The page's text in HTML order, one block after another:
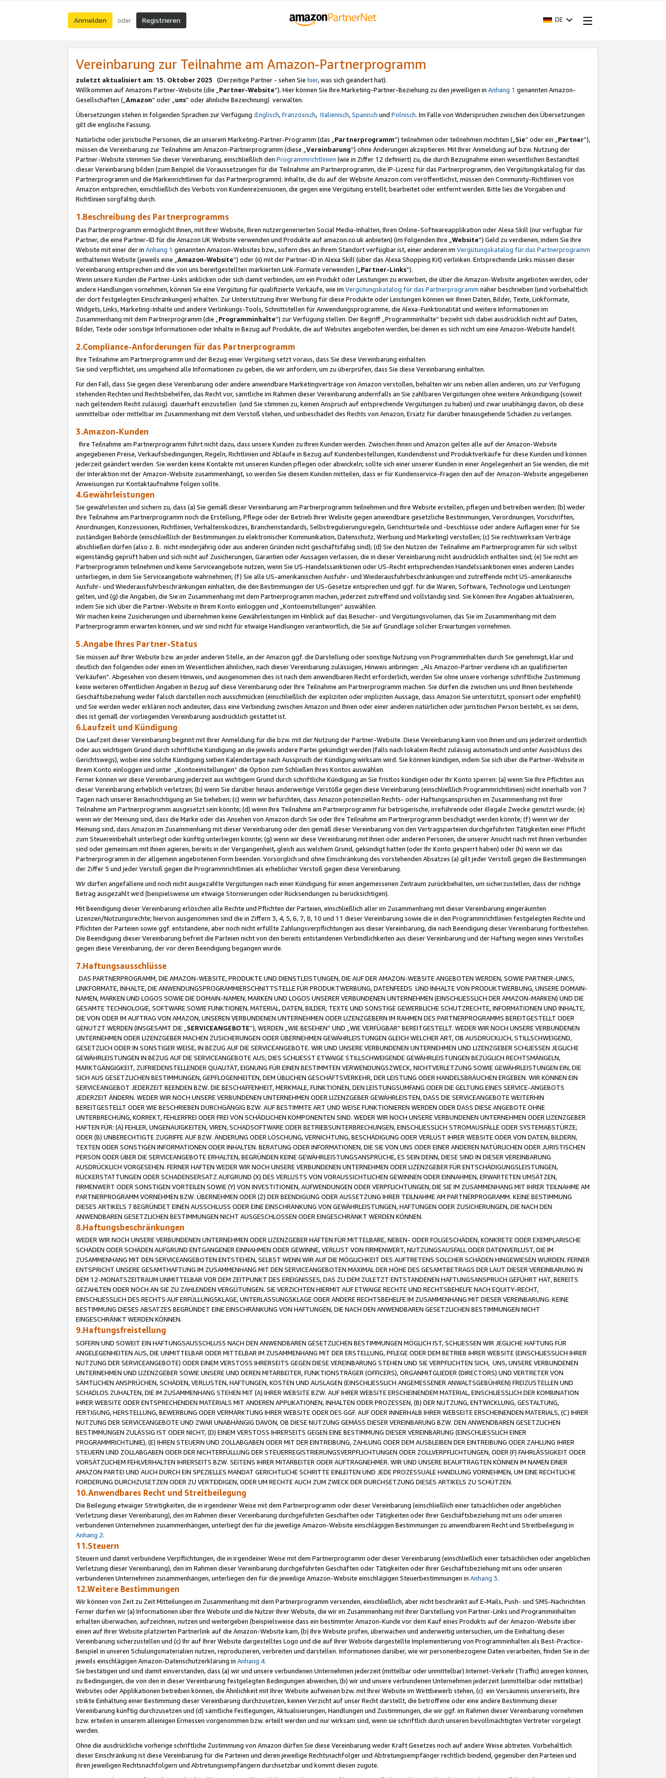
Anmelden oder Registrieren DE
Vereinbarung zur Teilnahme am Amazon-Partnerprogramm
zuletzt aktualisiert am: 15. Oktober 2025 (Derzeitige Partner - sehen Sie hier, was sich geändert hat).
Willkommen auf Amazons Partner-Website (die „Partner-Website“). Hier können Sie Ihre Marketing-Partner-Beziehung zu den jeweiligen in Anhang 1 genannten Amazon-
Gesellschaften („Amazon“ oder „uns“ oder ähnliche Bezeichnung) verwalten.
Übersetzungen stehen in folgenden Sprachen zur Verfügung :Englisch,Französisch, Italienisch,Spanisch und Polnisch. Im Falle von Widersprüchen zwischen den Übersetzungen
gilt die englische Fassung.
Natürliche oder juristische Personen, die an unserem Marketing-Partner-Programm (das „Partnerprogramm“) teilnehmen oder teilnehmen möchten („Sie“ oder ein „Partner“),
müssen die Vereinbarung zur Teilnahme am Amazon-Partnerprogramm (diese „Vereinbarung“) ohne Änderungen akzeptieren. Mit Ihrer Anmeldung auf bzw. Nutzung der
Partner-Website stimmen Sie dieser Vereinbarung, einschließlich den Programmrichtlinien (wie in Ziffer 12 definiert) zu, die durch Bezugnahme einen wesentlichen Bestandteil
dieser Vereinbarung bilden (zum Beispiel die Voraussetzungen für die Teilnahme am Partnerprogramm, die IP-Lizenz für das Partnerprogramm, den Vergütungskatalog für das
Partnerprogramm und die Markenrichtlinien für das Partnerprogramm). Inhalte, die du auf der Website Amazon.com veröffentlichst, müssen den Community-Richtlinien von
Amazon entsprechen, einschließlich des Verbots von Kundenrezensionen, die gegen eine Vergütung erstellt, bearbeitet oder entfernt werden. Bitte lies die Vorgaben und
Richtlinien sorgfältig durch.
1.Beschreibung des Partnerprogramms
Das Partnerprogramm ermöglicht Ihnen, mit Ihrer Website, Ihren nutzergenerierten Social Media-Inhalten, Ihren Online-Softwareapplikation oder Alexa Skill (nur verfügbar für
Partner, die eine Partner-ID für die Amazon UK Website verwenden und Produkte auf amazon.co.uk anbieten) (im Folgenden Ihre „ Website“) Geld zu verdienen, indem Sie Ihre
Website mit einer der in Anhang 1 genannten Amazon-Websites bzw., sofern dies an Ihrem Standort verfügbar ist, einer anderen im Vergütungskatalog für das Partnerprogramm
enthaltenen Website (jeweils eine „ Amazon-Website“) oder (ii) mit der Partner-ID in Alexa Skill (über das Alexa Shopping Kit) verlinken. Entsprechende Links müssen dieser
Vereinbarung entsprechen und die von uns bereitgestellten markierten Link-Formate verwenden („ Partner-Links“).
Wenn unsere Kunden die Partner-Links anklicken oder sich damit verbinden, um ein Produkt oder Leistungen zu erwerben, die über die Amazon-Website angeboten werden, oder
andere Handlungen vornehmen, können Sie eine Vergütung für qualifizierte Verkäufe, wie im Vergütungskatalog für das Partnerprogramm näher beschrieben (und vorbehaltlich
der dort festgelegten Einschränkungen) erhalten. Zur Unterstützung Ihrer Werbung für diese Produkte oder Leistungen können wir Ihnen Daten, Bilder, Texte, Linkformate,
Widgets, Links, Marketing-Inhalte und andere Verlinkungs-Tools, Schnittstellen für Anwendungsprogramme, die Alexa-Funktionalität und weitere Informationen im
Zusammenhang mit dem Partnerprogramm (die „ Programminhalte“) zur Verfügung stellen. Der Begriff „Programminhalte“ bezieht sich dabei ausdrücklich nicht auf Daten,
Bilder, Texte oder sonstige Informationen oder Inhalte in Bezug auf Produkte, die auf Websites angeboten werden, bei denen es sich nicht um eine Amazon-Website handelt.
2.Compliance-Anforderungen für das Partnerprogramm
Ihre Teilnahme am Partnerprogramm und der Bezug einer Vergütung setzt voraus, dass Sie diese Vereinbarung einhalten.
Sie sind verpflichtet, uns umgehend alle Informationen zu geben, die wir anfordern, um zu überprüfen, dass Sie diese Vereinbarung einhalten.
Für den Fall, dass Sie gegen diese Vereinbarung oder andere anwendbare Marketingverträge von Amazon verstoßen, behalten wir uns neben allen anderen, uns zur Verfügung
stehenden Rechten und Rechtsbehelfen, das Recht vor, sämtliche im Rahmen dieser Vereinbarung andernfalls an Sie zahlbaren Vergütungen ohne weitere Ankündigung (soweit
nach geltendem Recht zulässig) dauerhaft einzustellen (und Sie stimmen zu, keinen Anspruch auf entsprechende Vergütungen zu haben) und zwar unabhängig davon, ob diese
unmittelbar oder mittelbar im Zusammenhang mit dem Verstoß stehen, und unbeschadet des Rechts von Amazon, Ersatz für darüber hinausgehende Schäden zu verlangen.
3.Amazon-Kunden
Ihre Teilnahme am Partnerprogramm führt nicht dazu, dass unsere Kunden zu Ihren Kunden werden. Zwischen Ihnen und Amazon gelten alle auf der Amazon-Website
angegebenen Preise, Verkaufsbedingungen, Regeln, Richtlinien und Abläufe in Bezug auf Kundenbestellungen, Kundendienst und Produktverkäufe für diese Kunden und können
jederzeit geändert werden. Sie werden keine Kontakte mit unseren Kunden pflegen oder abwickeln; sollte sich einer unserer Kunden in einer Angelegenheit an Sie wenden, die mit
der Interaktion mit der Amazon-Website zusammenhängt, so werden Sie diesem Kunden mitteilen, dass er für Kundenservice-Fragen den auf der Amazon-Website angegebenen
Anweisungen zur Kontaktaufnahme folgen sollte.
4.Gewährleistungen
Sie gewährleisten und sichern zu, dass (a) Sie gemäß dieser Vereinbarung am Partnerprogramm teilnehmen und Ihre Website erstellen, pflegen und betreiben werden; (b) weder
Ihre Teilnahme am Partnerprogramm noch die Erstellung, Pflege oder der Betrieb Ihrer Website gegen anwendbare gesetzliche Bestimmungen, Verordnungen, Vorschriften,
Anordnungen, Konzessionen, Richtlinien, Verhaltenskodizes, Branchenstandards, Selbstregulierungsregeln, Gerichtsurteile und -beschlüsse oder andere Auflagen einer für Sie
zuständigen Behörde (einschließlich der Bestimmungen zu elektronischer Kommunikation, Datenschutz, Werbung und Marketing) verstoßen; (c) Sie rechtswirksam Verträge
abschließen dürfen (also z. B. nicht minderjährig oder aus anderen Gründen nicht geschäftsfähig sind); (d) Sie den Nutzen der Teilnahme am Partnerprogramm für sich selbst
eigenständig geprüft haben und sich nicht auf Zusicherungen, Garantien oder Aussagen verlassen, die in dieser Vereinbarung nicht ausdrücklich enthalten sind; (e) Sie nicht am
Partnerprogramm teilnehmen und keine Serviceangebote nutzen, wenn Sie US-Handelssanktionen oder US-Recht entsprechenden Handelssanktionen eines anderen Landes
unterliegen, in dem Sie Serviceangebote wahrnehmen; (f) Sie alle US-amerikanischen Ausfuhr- und Wiederausfuhrbeschränkungen und zutreffende nicht US-amerikanische
Ausfuhr- und Wiederausfuhrbeschränkungen einhalten, die den Bestimmungen der US-Gesetze entsprechen und ggf. für die Waren, Software, Technologie und Leistungen
gelten, und (g) die Angaben, die Sie im Zusammenhang mit dem Partnerprogramm machen, jederzeit zutreffend und vollständig sind. Sie können Ihre Angaben aktualisieren,
indem Sie sich über die Partner-Website in Ihrem Konto einloggen und „Kontoeinstellungen“ auswählen.
Wir machen keine Zusicherungen und übernehmen keine Gewährleistungen im Hinblick auf das Besucher- und Vergütungsvolumen, das Sie im Zusammenhang mit dem
Partnerprogramm erwarten können, und wir sind nicht für etwaige Handlungen verantwortlich, die Sie auf Grundlage solcher Erwartungen vornehmen.
5.Angabe Ihres Partner-Status
Sie müssen auf Ihrer Website bzw. an jeder anderen Stelle, an der Amazon ggf. die Darstellung oder sonstige Nutzung von Programminhalten durch Sie genehmigt, klar und
deutlich den folgenden oder einen im Wesentlichen ähnlichen, nach dieser Vereinbarung zulässigen, Hinweis anbringen: „Als Amazon-Partner verdiene ich an qualifizierten
Verkäufen“. Abgesehen von diesem Hinweis, und ausgenommen dies ist nach dem anwendbaren Recht erforderlich, werden Sie ohne unsere vorherige schriftliche Zustimmung
keine weiteren öffentlichen Angaben in Bezug auf diese Vereinbarung oder Ihre Teilnahme am Partnerprogramm machen. Sie dürfen die zwischen uns und Ihnen bestehende
Geschäftsbeziehung weder falsch darstellen noch ausschmücken (einschließlich der expliziten oder impliziten Aussage, dass Amazon Sie unterstützt, sponsert oder empfiehlt)
und Sie werden weder erklären noch andeuten, dass eine Verbindung zwischen Amazon und Ihnen oder einer anderen natürlichen oder juristischen Person besteht, es sei denn,
dies ist gemäß der vorliegenden Vereinbarung ausdrücklich gestattet ist.
6.Laufzeit und Kündigung
Die Laufzeit dieser Vereinbarung beginnt mit Ihrer Anmeldung für die bzw. mit der Nutzung der Partner-Website. Diese Vereinbarung kann von Ihnen und uns jederzeit ordentlich
oder aus wichtigem Grund durch schriftliche Kündigung an die jeweils andere Partei gekündigt werden (falls nach lokalem Recht zulässig automatisch und unter Ausschluss des
Gerichtswegs), wobei eine solche Kündigung sieben Kalendertage nach Ausspruch der Kündigung wirksam wird. Sie können kündigen, indem Sie sich über die Partner-Website in
Ihrem Konto einloggen und unter „Kontoeinstellungen“ die Option zum Schließen Ihres Kontos auswählen.
Ferner können wir diese Vereinbarung jederzeit aus wichtigem Grund durch schriftliche Kündigung an Sie fristlos kündigen oder Ihr Konto sperren: (a) wenn Sie Ihre Pflichten aus
dieser Vereinbarung erheblich verletzen; (b) wenn Sie darüber hinaus anderweitige Verstöße gegen diese Vereinbarung (einschließlich Programmrichtlinien) nicht innerhalb von 7
Tagen nach unserer Benachrichtigung an Sie beheben; (c) wenn wir befürchten, dass Amazon potenziellen Rechts- oder Haftungsansprüchen im Zusammenhang mit Ihrer
Teilnahme am Partnerprogramm ausgesetzt sein könnte; (d) wenn Ihre Teilnahme am Partnerprogramm für betrügerische, irreführende oder illegale Zwecke genutzt wurde; (e)
wenn wir der Meinung sind, dass die Marke oder das Ansehen von Amazon durch Sie oder Ihre Teilnahme am Partnerprogramm beschädigt werden könnte; (f) wenn wir der
Meinung sind, dass Amazon im Zusammenhang mit dieser Vereinbarung oder den gemäß dieser Vereinbarung von den Vertragsparteien durchgeführten Tätigkeiten einer Pflicht
zum Steuereinbehalt unterliegt oder künftig unterliegen könnte; (g) wenn wir diese Vereinbarung mit Ihnen oder anderen Personen, die unserer Ansicht nach mit Ihnen verbunden
sind oder gemeinsam mit Ihnen agieren, bereits in der Vergangenheit, gleich aus welchem Grund, gekündigt hatten (oder Ihr Konto gesperrt haben) oder (h) wenn wir das
Partnerprogramm in der allgemein angebotenen Form beenden. Vorsorglich und ohne Einschränkung des vorstehenden Absatzes (a) gilt jeder Verstoß gegen die Bestimmungen
der Ziffer 5 und jeder Verstoß gegen die Programmrichtlinien als erheblicher Verstoß gegen diese Vereinbarung.
Wir dürfen angefallene und noch nicht ausgezahlte Vergütungen nach einer Kündigung für einen angemessenen Zeitraum zurückbehalten, um sicherzustellen, dass der richtige
Betrag ausgezahlt wird (beispielsweise um etwaige Stornierungen oder Rücksendungen zu berücksichtigen).
Mit Beendigung dieser Vereinbarung erlöschen alle Rechte und Pflichten der Parteien, einschließlich aller im Zusammenhang mit dieser Vereinbarung eingeräumten
Lizenzen/Nutzungsrechte; hiervon ausgenommen sind die in Ziffern 3, 4, 5, 6, 7, 8, 10 und 11 dieser Vereinbarung sowie die in den Programmrichtlinien festgelegten Rechte und
Pflichten der Parteien sowie ggf. entstandene, aber noch nicht erfüllte Zahlungsverpflichtungen aus dieser Vereinbarung, die nach Beendigung dieser Vereinbarung fortbestehen.
Die Beendigung dieser Vereinbarung befreit die Parteien nicht von den bereits entstandenen Verbindlichkeiten aus dieser Vereinbarung und der Haftung wegen eines Verstoßes
gegen diese Vereinbarung, der vor deren Beendigung begangen wurde.
7.Haftungsausschlüsse
DAS PARTNERPROGRAMM, DIE AMAZON-WEBSITE, PRODUKTE UND DIENSTLEISTUNGEN, DIE AUF DER AMAZON-WEBSITE ANGEBOTEN WERDEN, SOWIE PARTNER-LINKS,
LINKFORMATE, INHALTE, DIE ANWENDUNGSPROGRAMMIERSCHNITTSTELLE FÜR PRODUKTWERBUNG, DATENFEEDS UND INHALTE VON PRODUKTWERBUNG, UNSERE DOMAIN-
NAMEN, MARKEN UND LOGOS SOWIE DIE DOMAIN-NAMEN, MARKEN UND LOGOS UNSERER VERBUNDENEN UNTERNEHMEN (EINSCHLIESSLICH DER AMAZON-MARKEN) UND DIE
GESAMTE TECHNOLOGIE, SOFTWARE SOWIE FUNKTIONEN, MATERIAL, DATEN, BILDER, TEXTE UND SONSTIGE GEWERBLICHE SCHUTZRECHTE, INFORMATIONEN UND INHALTE,
DIE VON ODER IM AUFTRAG VON AMAZON, UNSEREN VERBUNDENEN UNTERNEHMEN ODER LIZENZGEBERN IM RAHMEN DES PARTNERPROGRAMMS BEREITGESTELLT ODER
GENUTZT WERDEN (INSGESAMT DIE „ SERVICEANGEBOTE“), WERDEN „WIE BESEHEN“ UND „WIE VERFÜGBAR“ BEREITGESTELLT. WEDER WIR NOCH UNSERE VERBUNDENEN
UNTERNEHMEN ODER LIZENZGEBER MACHEN ZUSICHERUNGEN ODER ÜBERNEHMEN GEWÄHRLEISTUNGEN GLEICH WELCHER ART, OB AUSDRÜCKLICH, STILLSCHWEIGEND,
GESETZLICH ODER IN SONSTIGER WEISE, IN BEZUG AUF DIE SERVICEANGEBOTE. WIR UND UNSERE VERBUNDENEN UNTERNEHMEN UND LIZENZGEBER SCHLIESSEN JEGLICHE
GEWÄHRLEISTUNGEN IN BEZUG AUF DIE SERVICEANGEBOTE AUS; DIES SCHLIESST ETWAIGE STILLSCHWEIGENDE GEWÄHRLEISTUNGEN BEZÜGLICH RECHTSMÄNGELN,
MARKTGÄNGIGKEIT, ZUFRIEDENSTELLENDER QUALITÄT, EIGNUNG FÜR EINEN BESTIMMTEN VERWENDUNGSZWECK, NICHTVERLETZUNG SOWIE GEWÄHRLEISTUNGEN EIN, DIE
SICH AUS GESETZLICHEN BESTIMMUNGEN, GEPFLOGENHEITEN, DEM ÜBLICHEN GESCHÄFTSVERKEHR, DER LEISTUNG ODER HANDELSBRÄUCHEN ERGEBEN. WIR KÖNNEN EIN
SERVICEANGEBOT JEDERZEIT BEENDEN BZW. DIE BESCHAFFENHEIT, MERKMALE, FUNKTIONEN, DEN LEISTUNGSUMFANG ODER DIE GELTUNG EINES SERVICE-ANGEBOTS
JEDERZEIT ÄNDERN. WEDER WIR NOCH UNSERE VERBUNDENEN UNTERNEHMEN ODER LIZENZGEBER GEWÄHRLEISTEN, DASS DIE SERVICEANGEBOTE WEITERHIN
BEREITGESTELLT ODER WIE BESCHRIEBEN DURCHGÄNGIG BZW. AUF BESTIMMTE ART UND WEISE FUNKTIONIEREN WERDEN ODER DASS DIESE ANGEBOTE OHNE
UNTERBRECHUNG, KORREKT, FEHLERFREI ODER FREI VON SCHÄDLICHEN KOMPONENTEN SIND. WEDER WIR NOCH UNSERE VERBUNDENEN UNTERNEHMEN ODER LIZENZGEBER
HAFTEN FÜR: (A) FEHLER, UNGENAUIGKEITEN, VIREN, SCHADSOFTWARE ODER BETRIEBSUNTERBRECHUNGEN, EINSCHLIESSLICH STROMAUSFÄLLE ODER SYSTEMABSTÜRZE;
ODER (B) UNBERECHTIGTE ZUGRIFFE AUF BZW. ÄNDERUNG ODER LÖSCHUNG, VERNICHTUNG, BESCHÄDIGUNG ODER VERLUST IHRER WEBSITE ODER VON DATEN, BILDERN,
TEXTEN ODER SONSTIGEN INFORMATIONEN ODER INHALTEN. BERATUNG ODER INFORMATIONEN, DIE SIE VON UNS ODER EINER ANDEREN NATÜRLICHEN ODER JURISTISCHEN
PERSON ODER ÜBER DIE SERVICEANGEBOTE ERHALTEN, BEGRÜNDEN KEINE GEWÄHRLEISTUNGSANSPRÜCHE, ES SEIN DENN, DIESE SIND IN DIESER VEREINBARUNG
AUSDRÜCKLICH VORGESEHEN. FERNER HAFTEN WEDER WIR NOCH UNSERE VERBUNDENEN UNTERNEHMEN ODER LIZENZGEBER FÜR ENTSCHÄDIGUNGSLEISTUNGEN,
RÜCKERSTATTUNGEN ODER SCHADENSERSATZ AUFGRUND (X) DES VERLUSTS VON VORAUSSICHTLICHEN GEWINNEN ODER EINNAHMEN, ERWARTETEN UMSÄTZEN,
FIRMENWERT ODER SONSTIGEN VORTEILEN SOWIE (Y) VON INVESTITIONEN, AUFWENDUNGEN ODER VERPFLICHTUNGEN, DIE SIE IM ZUSAMMENHANG MIT IHRER TEILNAHME AM
PARTNERPROGRAMM VORNEHMEN BZW. ÜBERNEHMEN ODER (Z) DER BEENDIGUNG ODER AUSSETZUNG IHRER TEILNAHME AM PARTNERPROGRAMM. KEINE BESTIMMUNG
DIESES ARTIKELS 7 BEGRÜNDET EINEN AUSSCHLUSS ODER EINE EINSCHRÄNKUNG VON GEWÄHRLEISTUNGEN, HAFTUNGEN ODER ZUSICHERUNGEN, DIE NACH DEN
ANWENDBAREN GESETZLICHEN BESTIMMUNGEN NICHT AUSGESCHLOSSEN ODER EINGESCHRÄNKT WERDEN KÖNNEN.
8.Haftungsbeschränkungen
WEDER WIR NOCH UNSERE VERBUNDENEN UNTERNEHMEN ODER LIZENZGEBER HAFTEN FÜR MITTELBARE, NEBEN- ODER FOLGESCHÄDEN, KONKRETE ODER EXEMPLARISCHE
SCHÄDEN ODER SCHÄDEN AUFGRUND ENTGANGENER EINNAHMEN ODER GEWINNE, VERLUST VON FIRMENWERT, NUTZUNGSAUSFALL ODER DATENVERLUST, DIE IM
ZUSAMMENHANG MIT DEN SERVICEANGEBOTEN ENTSTEHEN, SELBST WENN WIR AUF DIE MÖGLICHKEIT DES AUFTRETENS SOLCHER SCHÄDEN HINGEWIESEN WURDEN. FERNER
ENTSPRICHT UNSERE GESAMTHAFTUNG IM ZUSAMMENHANG MIT DEN SERVICEANGEBOTEN MAXIMAL DER HÖHE DES GESAMTBETRAGS DER LAUT DIESER VEREINBARUNG IN
DEM 12-MONATSZEITRAUM UNMITTELBAR VOR DEM ZEITPUNKT DES EREIGNISSES, DAS ZU DEM ZULETZT ENTSTANDENEN HAFTUNGSANSPRUCH GEFÜHRT HAT, BEREITS
GEZAHLTEN ODER NOCH AN SIE ZU ZAHLENDEN VERGÜTUNGEN. SIE VERZICHTEN HIERMIT AUF ETWAIGE RECHTE UND RECHTSBEHELFE NACH EQUITY-RECHT,
EINSCHLIESSLICH DES RECHTS AUF ERFÜLLUNGSKLAGE, UNTERLASSUNGSKLAGE ODER ANDERE RECHTSBEHELFE IM ZUSAMMENHANG MIT DIESER VEREINBARUNG. KEINE
BESTIMMUNG DIESES ABSATZES BEGRÜNDET EINE EINSCHRÄNKUNG VON HAFTUNGEN, DIE NACH DEN ANWENDBAREN GESETZLICHEN BESTIMMUNGEN NICHT
EINGESCHRÄNKT WERDEN KÖNNEN.
9.Haftungsfreistellung
SOFERN UND SOWEIT EIN HAFTUNGSAUSSCHLUSS NACH DEN ANWENDBAREN GESETZLICHEN BESTIMMUNGEN MÖGLICH IST, SCHLIESSEN WIR JEGLICHE HAFTUNG FÜR
ANGELEGENHEITEN AUS, DIE UNMITTELBAR ODER MITTELBAR IM ZUSAMMENHANG MIT DER ERSTELLUNG, PFLEGE ODER DEM BETRIEB IHRER WEBSITE (EINSCHLIESSLICH IHRER
NUTZUNG DER SERVICEANGEBOTE) ODER EINEM VERSTOSS IHRERSEITS GEGEN DIESE VEREINBARUNG STEHEN UND SIE VERPFLICHTEN SICH, UNS, UNSERE VERBUNDENEN
UNTERNEHMEN UND LIZENZGEBER SOWIE UNSERE UND DEREN MITARBEITER, FUNKTIONSTRÄGER (OFFICERS), ORGANMITGLIEDER (DIRECTORS) UND VERTRETER VON
SÄMTLICHEN ANSPRÜCHEN, SCHÄDEN, VERLUSTEN, HAFTUNGEN, KOSTEN UND AUSLAGEN (EINSCHLIESSLICH ANGEMESSENER ANWALTSGEBÜHREN) FREIZUSTELLEN UND
SCHADLOS ZUHALTEN, DIE IM ZUSAMMENHANG STEHEN MIT (A) IHRER WEBSITE BZW. AUF IHRER WEBSITE ERSCHEINENDEM MATERIAL, EINSCHLIESSLICH DER KOMBINATION
IHRER WEBSITE ODER ENTSPRECHENDEN MATERIALS MIT ANDEREN APPLIKATIONEN, INHALTEN ODER PROZESSEN, (B) DER NUTZUNG, ENTWICKLUNG, GESTALTUNG,
FERTIGUNG, HERSTELLUNG, BEWERBUNG ODER VERMARKTUNG IHRER WEBSITE ODER DES GGF. AUF ODER INNERHALB IHRER WEBSEITE ERSCHEINENDEN MATERIALS, (C) IHRER
NUTZUNG DER SERVICEANGEBOTE UND ZWAR UNABHÄNGIG DAVON, OB DIESE NUTZUNG GEMÄSS DIESER VEREINBARUNG BZW. DEN ANWENDBAREN GESETZLICHEN
BESTIMMUNGEN ZULÄSSIG IST ODER NICHT, (D) EINEM VERSTOSS IHRERSEITS GEGEN EINE BESTIMMUNG DIESER VEREINBARUNG (EINSCHLIESSLICH EINER
PROGRAMMRICHTLINIE), (E) IHREN STEUERN UND ZOLLABGABEN ODER MIT DER EINTREIBUNG, ZAHLUNG ODER DEM AUSBLEIBEN DER EINTREIBUNG ODER ZAHLUNG IHRER
STEUERN UND ZOLLABGABEN ODER DER NICHTERFÜLLUNG DER STEUERREGISTRIERUNGSVERPFLICHTUNGEN ODER ZOLLVERPFLICHTUNGEN, ODER (F) FAHRLÄSSIGKEIT ODER
VORSÄTZLICHEM FEHLVERHALTEN IHRERSEITS BZW. SEITENS IHRER MITARBEITER ODER AUFTRAGNEHMER. WIR UND UNSERE BEAUFTRAGTEN KÖNNEN IM NAMEN EINER
AMAZON PARTEI UND AUCH DURCH EIN SPEZIELLES MANDAT GERICHTLICHE SCHRITTE EINLEITEN UND JEDE PROZESSUALE HANDLUNG VORNEHMEN, UM EINE RECHTLICHE
FORDERUNG DURCHZUSETZEN ODER ZU VERTEIDIGEN, ODER UM RECHTE AUCH ZUM ZWECK DER DURCHSETZUNG DIESES ARTIKELS ZU SCHÜTZEN.
10.Anwendbares Recht und Streitbeilegung
Die Beilegung etwaiger Streitigkeiten, die in irgendeiner Weise mit dem Partnerprogramm oder dieser Vereinbarung (einschließlich einer tatsächlichen oder angeblichen
Verletzung dieser Vereinbarung), den im Rahmen dieser Vereinbarung durchgeführten Geschäften oder Tätigkeiten oder Ihrer Geschäftsbeziehung mit uns oder unseren
verbundenen Unternehmen zusammenhängen, unterliegt den für die jeweilige Amazon-Website einschlägigen Bestimmungen zu anwendbarem Recht und Streitbeilegung in
Anhang 2.
11.Steuern
Steuern und damit verbundene Verpflichtungen, die in irgendeiner Weise mit dem Partnerprogramm oder dieser Vereinbarung (einschließlich einer tatsächlichen oder angeblichen
Verletzung dieser Vereinbarung), den im Rahmen dieser Vereinbarung durchgeführten Geschäften oder Tätigkeiten oder Ihrer Geschäftsbeziehung mit uns oder unseren
verbundenen Unternehmen zusammenhängen, unterliegen den für die jeweilige Amazon-Website einschlägigen Steuerbestimmungen in Anhang 3.
12.Weitere Bestimmungen
Wir können von Zeit zu Zeit Mitteilungen im Zusammenhang mit dem Partnerprogramm versenden, einschließlich, aber nicht beschränkt auf E-Mails, Push- und SMS-Nachrichten.
Ferner dürfen wir (a) Informationen über Ihre Website und die Nutzer Ihrer Website, die wir im Zusammenhang mit Ihrer Darstellung von Partner-Links und Programminhalten
erhalten überwachen, aufzeichnen, nutzen und weitergeben (beispielsweise dass ein bestimmter Amazon-Kunde vor dem Kauf eines Produkts auf der Amazon-Website über
einen auf Ihrer Website platzierten Partnerlink auf die Amazon-Website kam, (b) Ihre Website prüfen, überwachen und anderweitig untersuchen, um die Einhaltung dieser
Vereinbarung sicherzustellen und (c) Ihr auf Ihrer Website dargestelltes Logo und die auf Ihrer Website dargestellte Implementierung von Programminhalten als Best-Practice-
Beispiel in unseren Schulungsmaterialien nutzen, reproduzieren, verbreiten und darstellen. Informationen darüber, wie wir personenbezogene Daten verarbeiten, finden Sie in der
jeweils einschlägigen Amazon-Datenschutzerklärung in Anhang 4.
Sie bestätigen und sind damit einverstanden, dass (a) wir und unsere verbundenen Unternehmen jederzeit (mittelbar oder unmittelbar) Internet-Verkehr (Traffic) anregen können,
zu Bedingungen, die von den in dieser Vereinbarung festgelegten Bedingungen abweichen, (b) wir und unsere verbundenen Unternehmen jederzeit (unmittelbar oder mittelbar)
Websites oder Applikationen betreiben können, die Ähnlichkeit mit Ihrer Website aufweisen bzw. mit Ihrer Website im Wettbewerb stehen, (c) ein Versäumnis unsererseits, Ihre
strikte Einhaltung einer Bestimmung dieser Vereinbarung durchzusetzen, keinen Verzicht auf unser Recht darstellt, die betroffene oder eine andere Bestimmung dieser
Vereinbarung künftig durchzusetzen und (d) sämtliche Festlegungen, Aktualisierungen, Handlungen und Zustimmungen, die wir ggf. im Rahmen dieser Vereinbarung vornehmen
bzw. erteilen in unserem alleinigen Ermessen vorgenommen bzw. erteilt werden und nur wirksam sind, wenn sie schriftlich durch unseren bevollmächtigten Vertreter vorgelegt
werden.
Ohne die ausdrückliche vorherige schriftliche Zustimmung von Amazon dürfen Sie diese Vereinbarung weder Kraft Gesetzes noch auf andere Weise abtreten. Vorbehaltlich
dieser Einschränkung ist diese Vereinbarung für die Parteien und deren jeweilige Rechtsnachfolger und Abtretungsempfänger rechtlich bindend, gegenüber den Parteien und
ihren jeweiligen Rechtsnachfolgern und Abtretungsempfängern durchsetzbar und kommt diesen zugute.